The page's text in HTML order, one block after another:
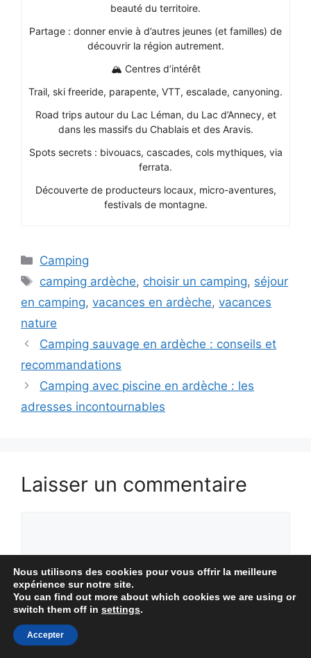
beauté du territoire.
Partage : donner envie à d’autres jeunes (et familles) de
découvrir la région autrement.
🏔️ Centres d’intérêt
Trail, ski freeride, parapente, VTT, escalade, canyoning.
Road trips autour du Lac Léman, du Lac d’Annecy, et
dans les massifs du Chablais et des Aravis.
Spots secrets : bivouacs, cascades, cols mythiques, via
ferrata.
Découverte de producteurs locaux, micro-aventures,
festivals de montagne.
Catégories
Camping
Étiquettes
camping ardèche, choisir un camping, séjour
en camping, vacances en ardèche, vacances
nature
Camping sauvage en ardèche : conseils et
recommandations
Camping avec piscine en ardèche : les
adresses incontournables
Laisser un commentaire
Nous utilisons des cookies pour vous offrir la meilleure
expérience sur notre site.
You can find out more about which cookies we are using or
switch them off in settings.
Accepter